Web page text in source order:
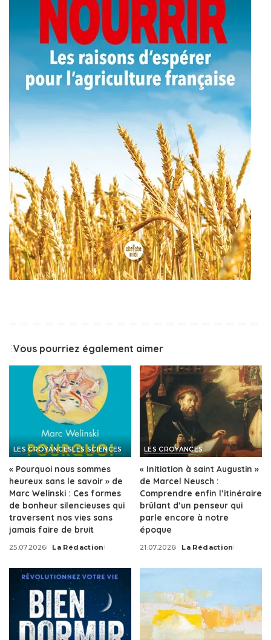
Vous pourriez également aimer
LES CROYANCESLES SCIENCES
« Pourquoi nous sommes
heureux sans le savoir » de
Marc Welinski : Ces formes
de bonheur silencieuses qui
traversent nos vies sans
jamais faire de bruit
25.07.2026
Posted
La Rédaction
LES CROYANCES
« Initiation à saint Augustin »
de Marcel Neusch :
Comprendre enfin l’itinéraire
brûlant d’un penseur qui
parle encore à notre
époque
21.07.2026
Posted
La Rédaction